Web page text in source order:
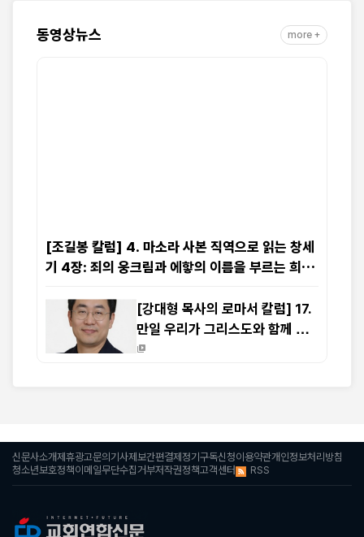
동영상뉴스 more +
[조길봉 칼럼] 4. 마소라 사본 직역으로 읽는 창세
기 4장: 죄의 웅크림과 에핳의 이름을 부르는 희생
[강대형 목사의 로마서 칼럼] 17.
만일 우리가 그리스도와 함께 죽
었으면 또한 그와 함께 살 줄을 믿
신문사소개제휴광고문의 기사제보간편결제 정기구독신청이용약관개인정보처리방침
청소년보호정책 이메일무단수집거부저작권정책고객센터 RSS